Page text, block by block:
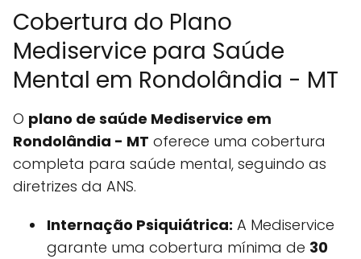
Cobertura do Plano
Mediservice para Saúde
Mental em Rondolândia - MT
O plano de saúde Mediservice em
Rondolândia - MT oferece uma cobertura
completa para saúde mental, seguindo as
diretrizes da ANS.
Internação Psiquiátrica: A Mediservice
garante uma cobertura mínima de 30